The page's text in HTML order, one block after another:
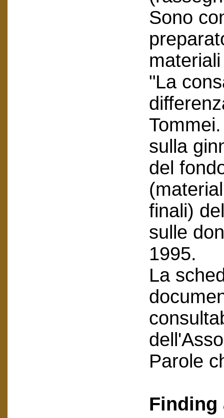
Sono
"La
sulla
del
finali)
sulle
1995.
La
Parole
Finding